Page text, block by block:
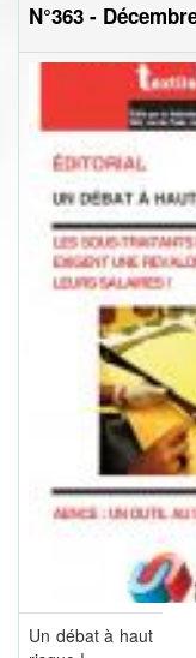
N°363 -
Un débat à haut